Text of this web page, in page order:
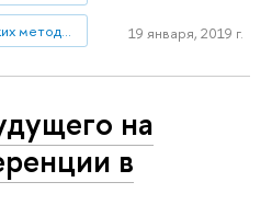
Лаборатория топологических методов в динамике 19 января, 2019 г.
на
в